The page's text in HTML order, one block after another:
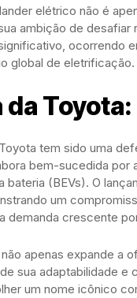
elétrico não é
ambição de
ocorrendo
global de eletrificação.
tem sido uma
bem-sucedida por
(BEVs). O
um
demanda crescente
apenas expande a
sua adaptabilidade
um nome icônico